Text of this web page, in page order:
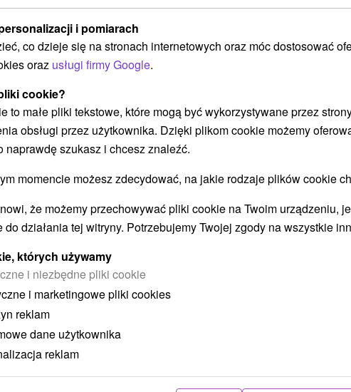
od350,07zł /noc/osoba
Zobacz więcej
(4)
NAJTAŃSZE NAJDROŻSZE NA PODSTAWIE OCENY
362,92zł
i pomiarach
co dzieje się na stronach internetowych oraz móc dostosować
oraz usługi firmy Google.
cookie?
to małe pliki tekstowe, które mogą być wykorzystywane przez
obsługi przez użytkownika. Dzięki plikom cookie możemy
naprawdę szukasz i chcesz znaleźć.
momencie możesz zdecydować, na jakie rodzaje plików cookie
że możemy przechowywać pliki cookie na Twoim urządzeniu,
do działania tej witryny. Potrzebujemy Twojej zgody na wszystkie
których używamy
i niezbędne pliki cookie
i marketingowe pliki cookies
reklam
dane użytkownika
reklam